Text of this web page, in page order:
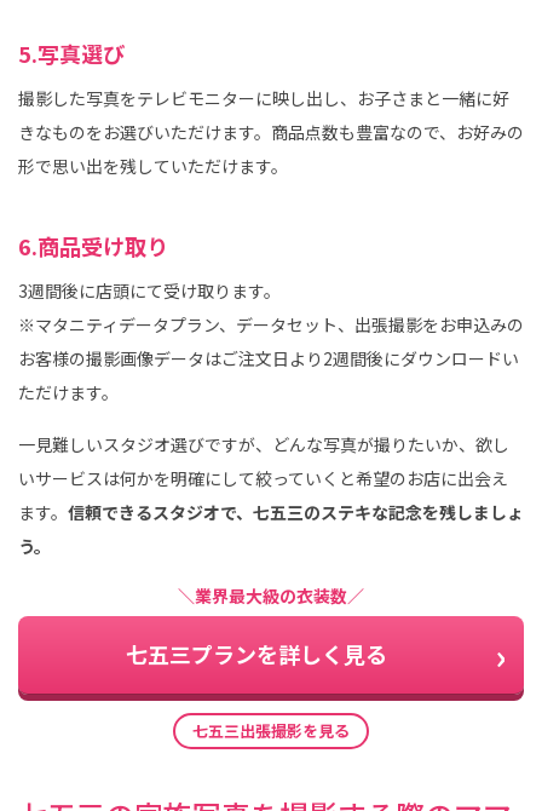
5.写真選び
撮影した写真をテレビモニターに映し出し、お子さまと一緒に好
きなものをお選びいただけます。商品点数も豊富なので、お好みの
形で思い出を残していただけます。
6.商品受け取り
3週間後に店頭にて受け取ります。
※マタニティデータプラン、データセット、出張撮影をお申込みの
お客様の撮影画像データはご注文日より2週間後にダウンロードい
ただけます。
一見難しいスタジオ選びですが、どんな写真が撮りたいか、欲し
いサービスは何かを明確にして絞っていくと希望のお店に出会え
ます。 信頼できるスタジオで、七五三のステキな記念を残しましょ
う。
＼業界最大級の衣装数／
七五三プランを詳しく見る
七五三出張撮影を見る